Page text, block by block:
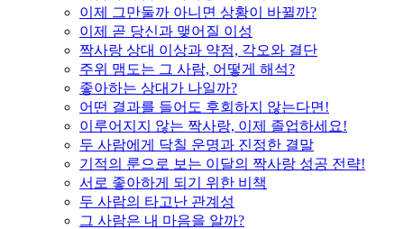
이제 그만둘까 아니면 상황이 바뀔까?
이제 곧 당신과 맺어질 이성
짝사랑 상대 이상과 약점, 각오와 결단
주위 맴도는 그 사람, 어떻게 해석?
좋아하는 상대가 나일까?
어떤 결과를 들어도 후회하지 않는다면!
이루어지지 않는 짝사랑, 이제 졸업하세요!
두 사람에게 닥칠 운명과 진정한 결말
기적의 룬으로 보는 이달의 짝사랑 성공 전략!
서로 좋아하게 되기 위한 비책
두 사람의 타고난 관계성
그 사람은 내 마음을 알까?